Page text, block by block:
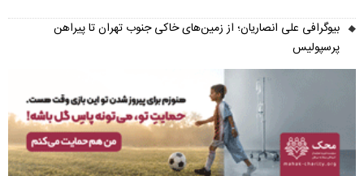
بیوگرافی علی انصاریان؛ از زمین‌های خاکی جنوب تهران تا پیراهن
پرسپولیس